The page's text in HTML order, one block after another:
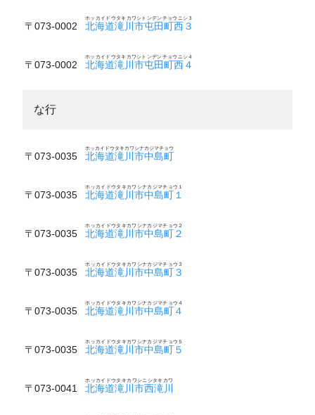
〒073-0002 北海道滝川市屯田町西３
ホッカイドウタキカワシトンデンチョウニシ３
〒073-0002 北海道滝川市屯田町西４
ホッカイドウタキカワシトンデンチョウニシ４
な行
〒073-0035 北海道滝川市中島町
ホッカイドウタキカワシナカジマチョウ
〒073-0035 北海道滝川市中島町１
ホッカイドウタキカワシナカジマチョウ１
〒073-0035 北海道滝川市中島町２
ホッカイドウタキカワシナカジマチョウ２
〒073-0035 北海道滝川市中島町３
ホッカイドウタキカワシナカジマチョウ３
〒073-0035 北海道滝川市中島町４
ホッカイドウタキカワシナカジマチョウ４
〒073-0035 北海道滝川市中島町５
ホッカイドウタキカワシナカジマチョウ５
〒073-0041 北海道滝川市西滝川
ホッカイドウタキカワシニシタキカワ